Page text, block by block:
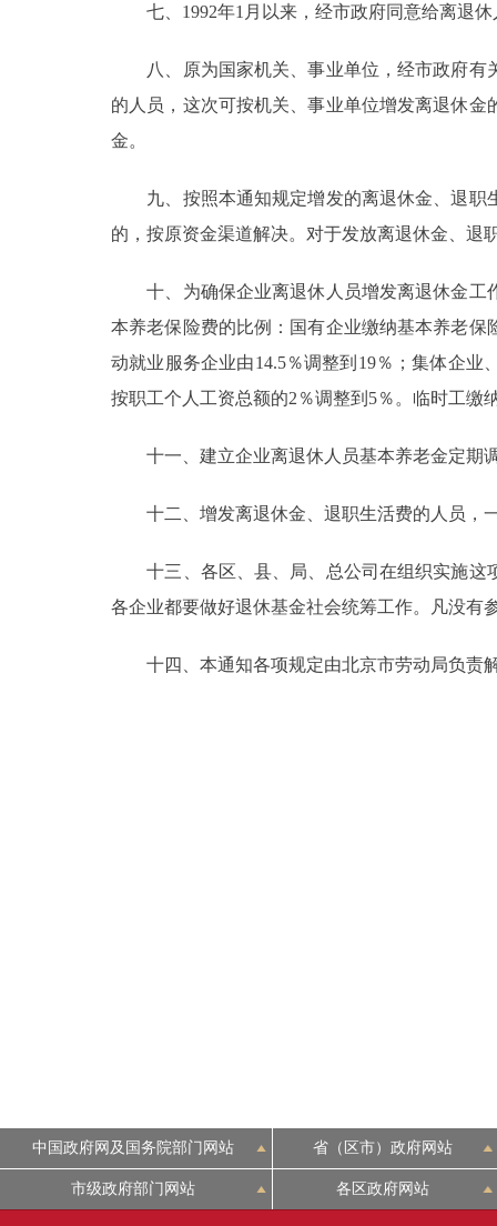
ESPAÑOL
七、1992年1月以来，经市政府同意给离退休
八、原为国家机关、事业单位，经市政府有
的人员，这次可按机关、事业单位增发离退休
金。
九、按照本通知规定增发的离退休金、退职
的，按原资金渠道解决。对于发放离退休金、退
十、为确保企业离退休人员增发离退休金工作
本养老保险费的比例：国有企业缴纳基本养老保
动就业服务企业由14.5％调整到19％；集体企
按职工个人工资总额的2％调整到5％。临时工缴
十一、建立企业离退休人员基本养老金定期
十二、增发离退休金、退职生活费的人员，
十三、各区、县、局、总公司在组织实施这
各企业都要做好退休基金社会统筹工作。凡没有
十四、本通知各项规定由北京市劳动局负责
中国政府网及国务院部门网站 省（区市）政府网站
市级政府部门网站 各区政府网站